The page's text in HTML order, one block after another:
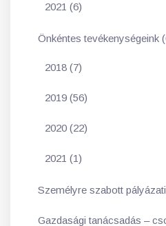
2021 (6)
Önkéntes tevékenységeink
2018 (7)
2019 (56)
2020 (22)
2021 (1)
Személyre szabott
Gazdasági tanácsadás –